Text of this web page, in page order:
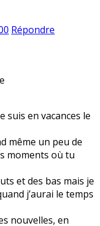
Répondre
suis en vacances le
même un peu de
moments où tu
et des bas mais je
j’aurai le temps
nouvelles, en